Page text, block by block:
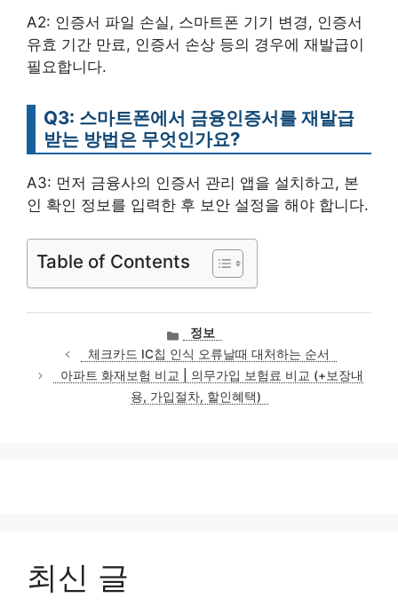
A2: 인증서 파일 손실, 스마트폰 기기 변경, 인증서
유효 기간 만료, 인증서 손상 등의 경우에 재발급이
필요합니다.
Q3: 스마트폰에서 금융인증서를 재발급
받는 방법은 무엇인가요?
A3: 먼저 금융사의 인증서 관리 앱을 설치하고, 본
인 확인 정보를 입력한 후 보안 설정을 해야 합니다.
Table of Contents
카
테
고
리
정보
체크카드 IC칩 인식 오류날때 대처하는 순서
아파트 화재보험 비교 | 의무가입 보험료 비교 (+보장내
용, 가입절차, 할인혜택)
최신 글